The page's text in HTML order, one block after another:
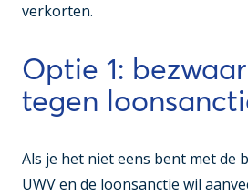
verkorten.
Optie 1:
tegen
Als je het niet eens bent met de
UWV en de loonsanctie wil